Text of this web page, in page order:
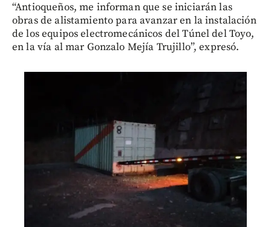
“Antioqueños, me informan que se iniciarán las
obras de alistamiento para avanzar en la instalación
de los equipos electromecánicos del Túnel del Toyo,
en la vía al mar Gonzalo Mejía Trujillo”, expresó.